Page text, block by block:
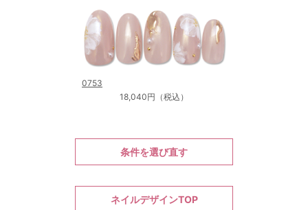
0753
18,040円（税込）
条件を選び直す
ネイルデザインTOP